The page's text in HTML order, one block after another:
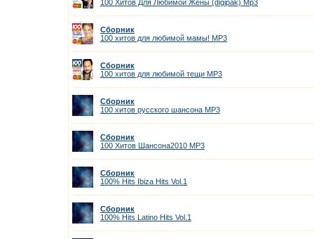
100 Хитов Для Любимой Жены (digipak) Mp3
Сборник
100 хитов для любимой мамы! MP3
Сборник
100 хитов для любимой тещи MP3
Сборник
100 хитов русского шансона MP3
Сборник
100 Хитов Шансона2010 MP3
Сборник
100% Hits Ibiza Hits Vol.1
Сборник
100% Hits Latino Hits Vol.1